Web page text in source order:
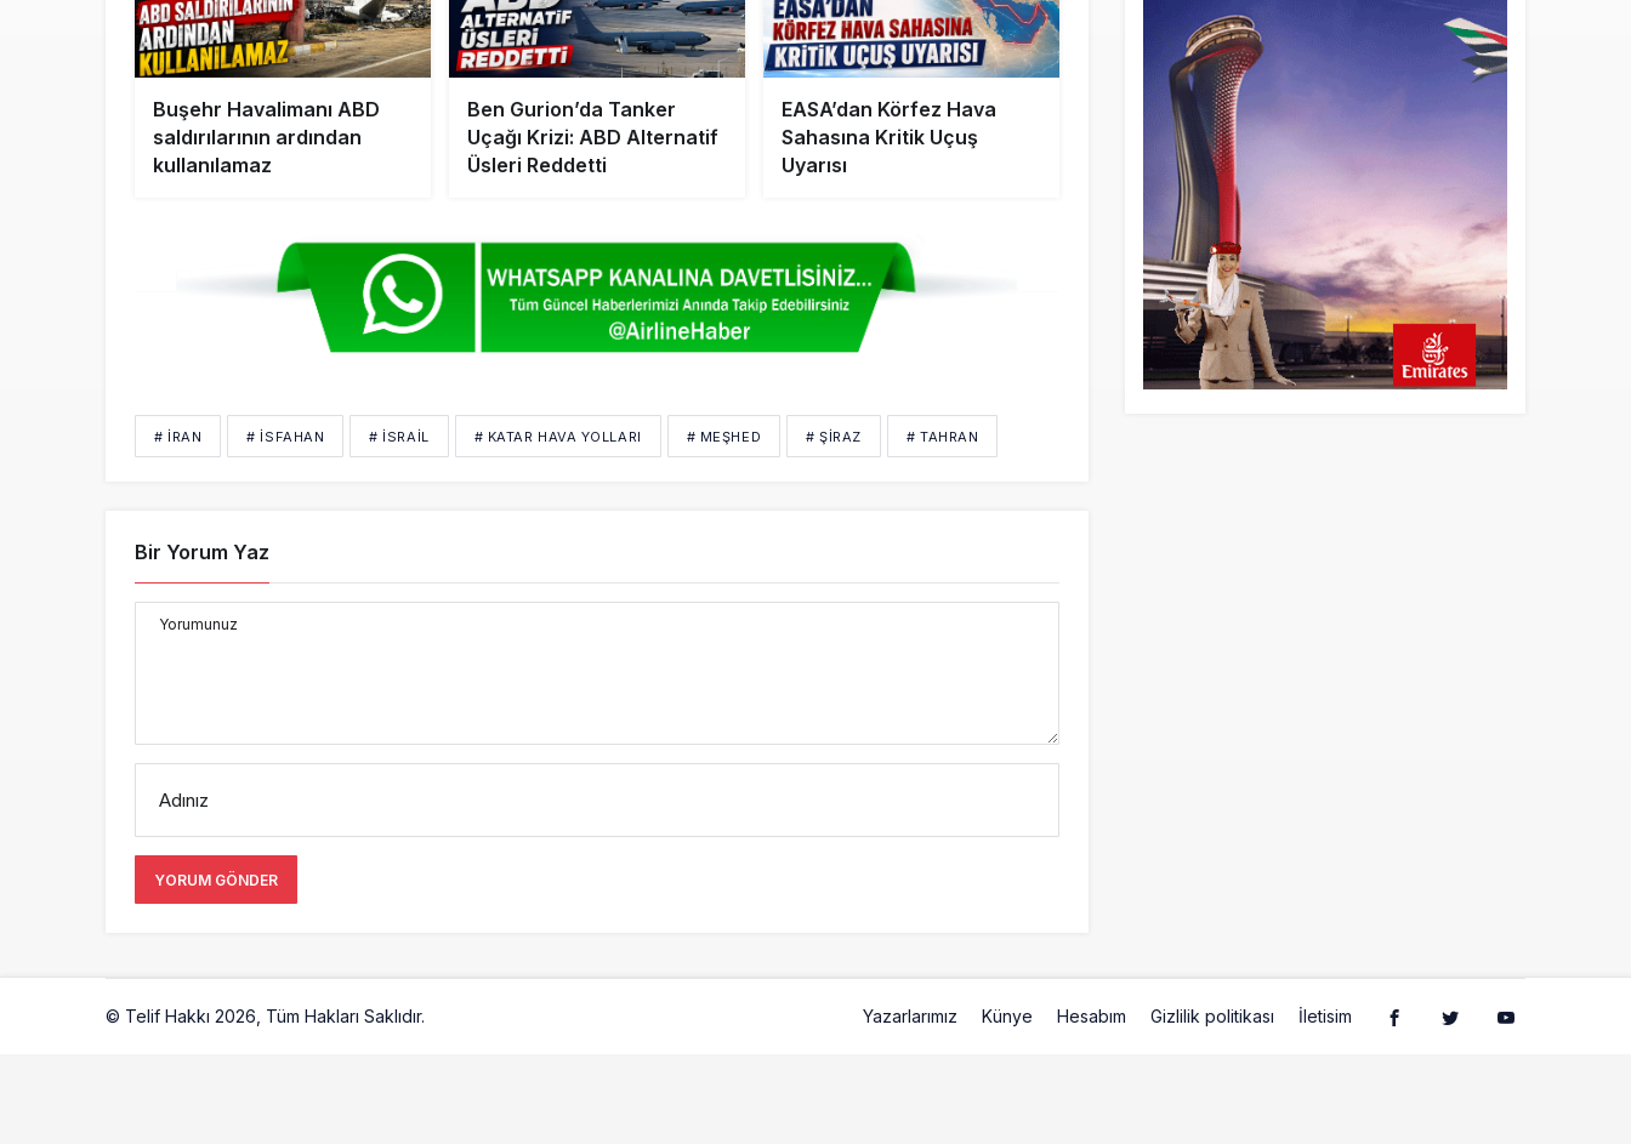
Buşehr Havalimanı ABD
saldırılarının ardından
kullanılamaz
Ben Gurion’da Tanker
Uçağı Krizi: ABD Alternatif
Üsleri Reddetti
EASA’dan Körfez Hava
Sahasına Kritik Uçuş
Uyarısı
# İRAN # İSFAHAN # İSRAİL # KATAR HAVA YOLLARI # MEŞHED # ŞIRAZ # TAHRAN
Bir Yorum Yaz
Yorumunuz
Adınız
YORUM GÖNDER
aldanma! Yazıcıoğlu Kazası
19 yıl sonra sil baştan SHGM
yönetiminin hiç mi kusuru
yok?
© Telif Hakkı 2026, Tüm Hakları Saklıdır. Yazarlarımız Künye Hesabım Gizlilik politikası İletisim